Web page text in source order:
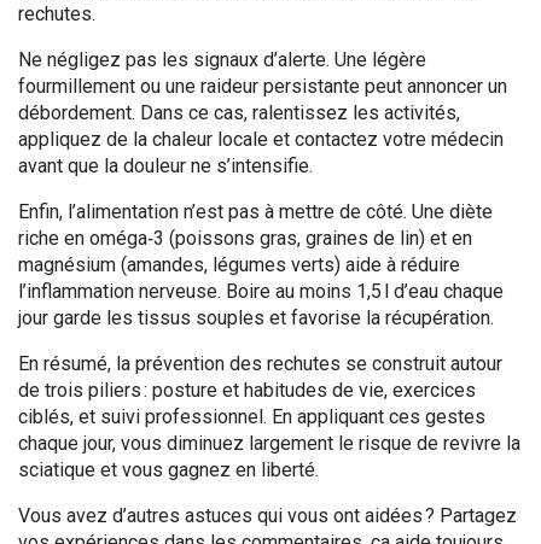
rechutes.
Ne négligez pas les signaux d’alerte. Une légère
fourmillement ou une raideur persistante peut annoncer un
débordement. Dans ce cas, ralentissez les activités,
appliquez de la chaleur locale et contactez votre médecin
avant que la douleur ne s’intensifie.
Enfin, l’alimentation n’est pas à mettre de côté. Une diète
riche en oméga‑3 (poissons gras, graines de lin) et en
magnésium (amandes, légumes verts) aide à réduire
l’inflammation nerveuse. Boire au moins 1,5 l d’eau chaque
jour garde les tissus souples et favorise la récupération.
En résumé, la prévention des rechutes se construit autour
de trois piliers : posture et habitudes de vie, exercices
ciblés, et suivi professionnel. En appliquant ces gestes
chaque jour, vous diminuez largement le risque de revivre la
sciatique et vous gagnez en liberté.
Vous avez d’autres astuces qui vous ont aidées ? Partagez